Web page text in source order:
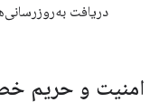
دریافت
امنیت و حریم